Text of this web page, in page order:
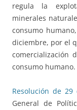
regula la
minerales
consumo
diciembre, por el
comercialización
consumo humano.
Resolución de
General de